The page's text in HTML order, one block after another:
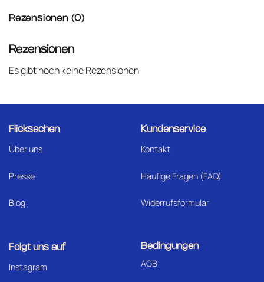
Rezensionen (0)
Rezensionen
Es gibt noch keine Rezensionen
Flicksachen
Über uns
Presse
Blog
Kundenservice
Kontakt
Häufige Fragen (FAQ)
Widerrufsformular
Folgt uns auf
Instagram
Bedingungen
AGB